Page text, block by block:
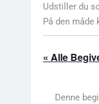
Udstiller du
På den
« Alle
Denne